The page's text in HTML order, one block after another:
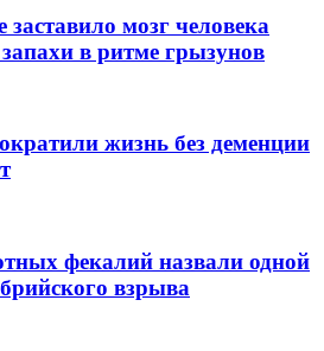
мозг человека
в ритме грызунов
жизнь без деменции
фекалий назвали одной
взрыва